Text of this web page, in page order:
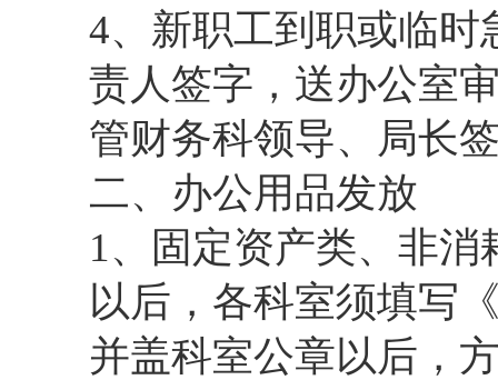
4、新职工到职或临
责人签字，送办公室
管财务科领导、局长
二、办公用品发放
1、固定资产类、非
以后，各科室须填写
并盖科室公章以后，